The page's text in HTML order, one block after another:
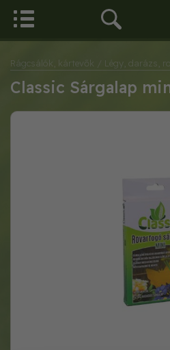
Rágcsálók, kártevők / Légy, darázs,
Classic Sárgalap